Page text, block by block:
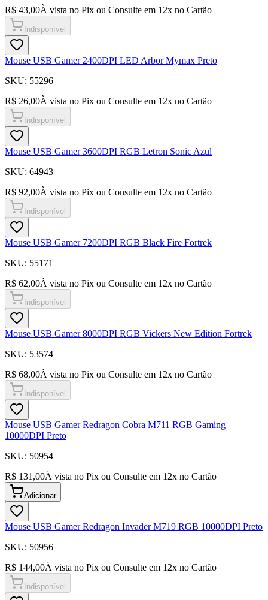
R$ 43,00À vista no Pix ou Consulte em 12x no Cartão
Indisponível
Mouse USB Gamer 2400DPI LED Arbor Mymax Preto
SKU: 55296
R$ 26,00À vista no Pix ou Consulte em 12x no Cartão
Indisponível
Mouse USB Gamer 3600DPI RGB Letron Sonic Azul
SKU: 64943
R$ 92,00À vista no Pix ou Consulte em 12x no Cartão
Indisponível
Mouse USB Gamer 7200DPI RGB Black Fire Fortrek
SKU: 55171
R$ 62,00À vista no Pix ou Consulte em 12x no Cartão
Indisponível
Mouse USB Gamer 8000DPI RGB Vickers New Edition Fortrek
SKU: 53574
R$ 68,00À vista no Pix ou Consulte em 12x no Cartão
Indisponível
Mouse USB Gamer Redragon Cobra M711 RGB Gaming
10000DPI Preto
SKU: 50954
R$ 131,00À vista no Pix ou Consulte em 12x no Cartão
Adicionar
Mouse USB Gamer Redragon Invader M719 RGB 10000DPI Preto
SKU: 50956
R$ 144,00À vista no Pix ou Consulte em 12x no Cartão
Indisponível